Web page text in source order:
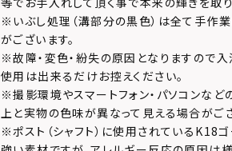
※いぶし処理（溝部分の黒色）は全て手作
がございます。
※故障・変色・紛失の原因となりますので
使用は出来るだけお控えください。
※撮影環境やスマートフォン・パソコンなど
上と実物の色味が異なって見える場合がござ
※ポスト（シャフト）に使用されているK18